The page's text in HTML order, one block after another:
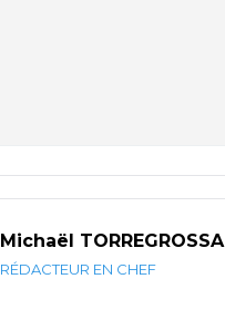
Michaël TORREGROSSA
RÉDACTEUR EN CHEF